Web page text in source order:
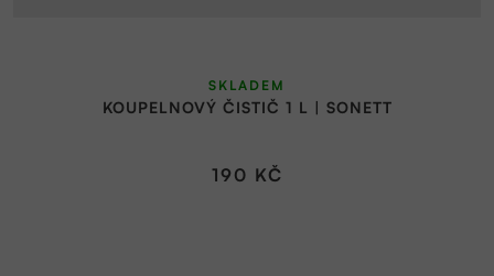
KOUPELNOVÝ ČISTIČ 1 L | SONETT
SKLADEM
190 KČ